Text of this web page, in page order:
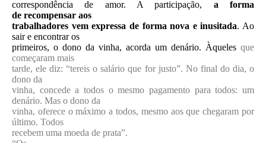
correspondência de amor. A participação, a forma
de recompensar aos
trabalhadores vem expressa de forma nova e inusitada. Ao
sair e encontrar os
primeiros, o dono da vinha, acorda um denário. Àqueles que
começaram mais
tarde, ele diz: “tereis o salário que for justo”. No final do dia, o
dono da
vinha, concede a todos o mesmo pagamento para todos: um
denário. Mas o dono da
vinha, oferece o máximo a todos, mesmo aos que chegaram por
último. Todos
recebem uma moeda de prata”.